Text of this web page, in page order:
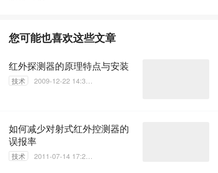
您可能也喜欢这些文章
红外探测器的原理特点与安装
技术
2009-12-22 14:34:
如何减少对射式红外控测器的
误报率
技术
2011-07-14 17:27: